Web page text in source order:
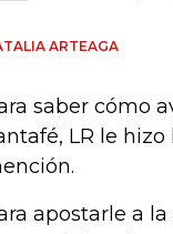
ARTEAGA
saber cómo
LR le
apostarle a